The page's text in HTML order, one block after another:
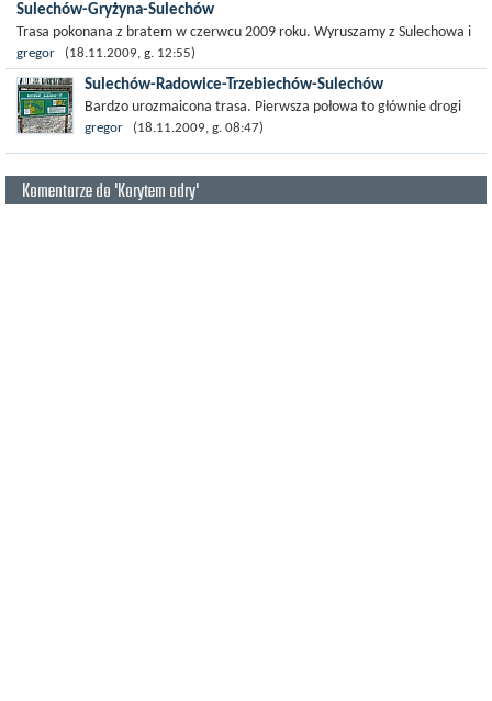
Sulechów-Gryżyna-Sulechów
Trasa pokonana z bratem w czerwcu 2009 roku. Wyruszamy z Sulechowa i
kierujemy się na Brody. Droga asfaltowa. Za Brodami szukaliśmy
możliwości...
gregor (18.11.2009, g. 12:55)
Sulechów-Radowice-Trzebiechów-Sulechów
Bardzo urozmaicona trasa. Pierwsza połowa to głównie drogi
gruntowe, piach, ubity tłuczeń. Pozostała część trasy asfalt.
Startujemy w centrum...
gregor (18.11.2009, g. 08:47)
Komentarze do 'Korytem odry'